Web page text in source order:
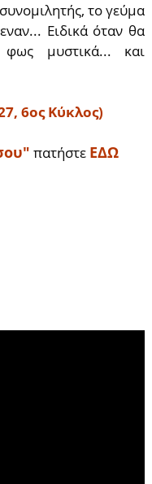
το γεύμα
Ειδικά όταν θα
μυστικά... και
6ος Κύκλος)
πατήστε ΕΔΩ